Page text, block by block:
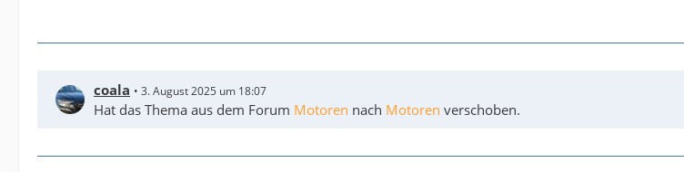
coala 3. August 2025 um 18:07
Hat das Thema aus dem Forum Motoren nach Motoren verschoben.